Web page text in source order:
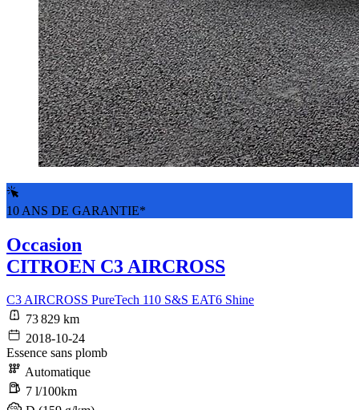
10 ANS DE GARANTIE*
Occasion
CITROEN C3 AIRCROSS
C3 AIRCROSS PureTech 110 S&S EAT6 Shine
73 829 km
2018-10-24
Essence sans plomb
Automatique
7 l/100km